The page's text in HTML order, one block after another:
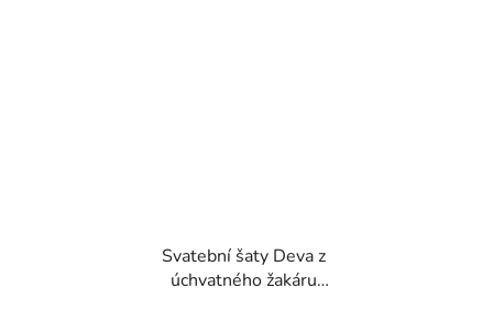
Svatební šaty Deva z
úchvatného žakáru